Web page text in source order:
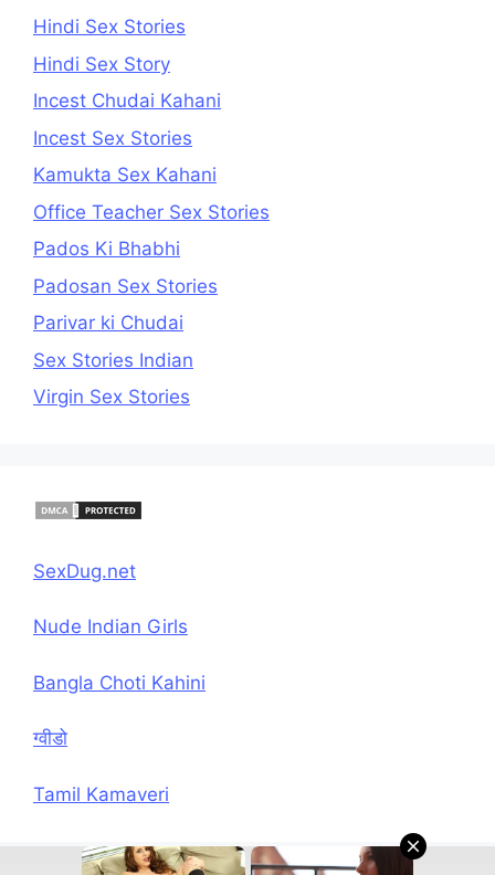
Hindi Sex Stories
Hindi Sex Story
Incest Chudai Kahani
Incest Sex Stories
Kamukta Sex Kahani
Office Teacher Sex Stories
Pados Ki Bhabhi
Padosan Sex Stories
Parivar ki Chudai
Sex Stories Indian
Virgin Sex Stories
SexDug.net
Nude Indian Girls
Bangla Choti Kahini
ग्वीडो
Tamil Kamaveri